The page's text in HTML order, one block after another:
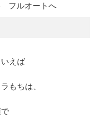
フルオートへ
えば
もちは、